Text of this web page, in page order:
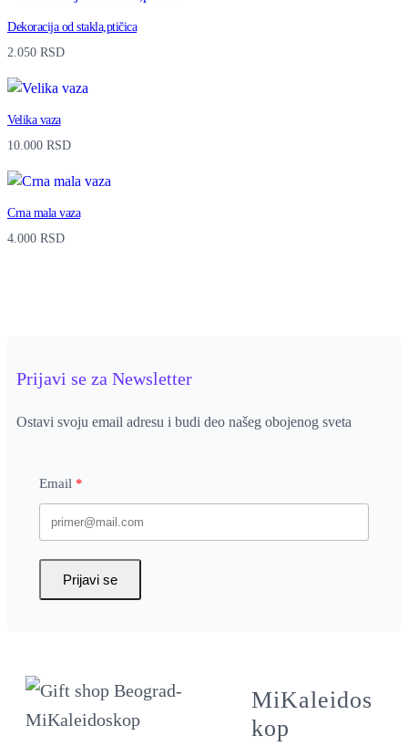
Dekoracija od stakla,ptičica
2.050 RSD
Velika vaza
10.000 RSD
Crna mala vaza
4.000 RSD
Prijavi se za Newsletter
Ostavi svoju email adresu i budi deo našeg obojenog sveta
Email
Prijavi se
MiKaleidos
kop